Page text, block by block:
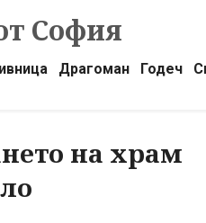
София
Драгоман Годеч
на храм